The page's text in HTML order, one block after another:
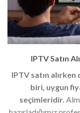
IPTV Satın
IPTV satın
biri, uygun
seçimleridir.